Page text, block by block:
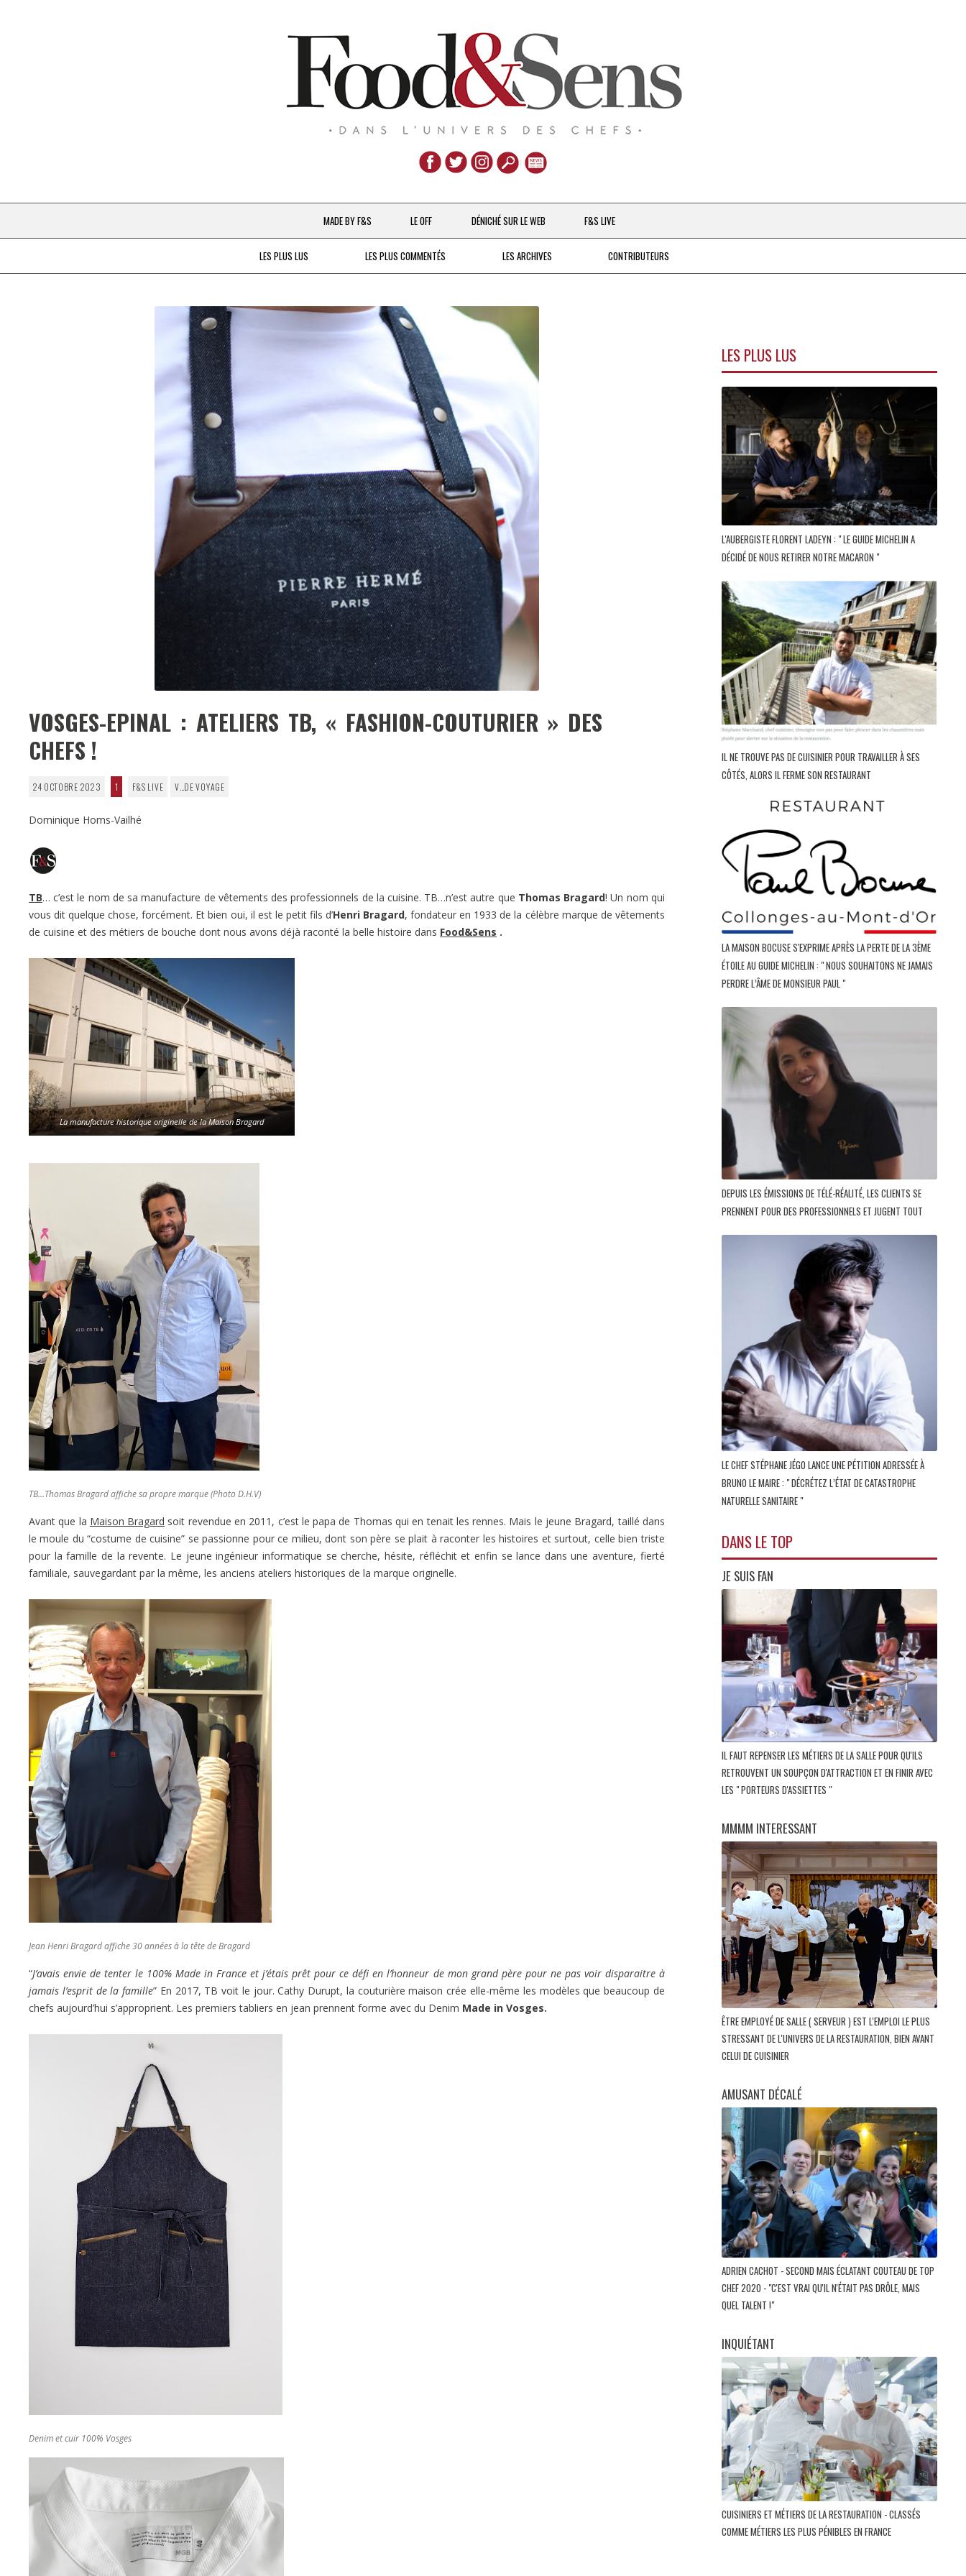
Aller
au
contenu
MADE BY F&S
CHEFS & ACTUALITÉS
À LA PETITE CUILLÈRE
DESTIN DE FEMME
V…DE VOYAGE
LE OFF DÉNICHÉ SUR LE WEB F&S LIVE
LES PLUS LUS LES PLUS COMMENTÉS LES ARCHIVES CONTRIBUTEURS
VOSGES-EPINAL : ATELIERS TB, « FASHION-COUTURIER » DES
CHEFS !
24 OCTOBRE 2023 1 F&S LIVE V…DE VOYAGE
Dominique Homs-Vailhé
TB… c’est le nom de sa manufacture de vêtements des professionnels de la cuisine. TB…n’est autre que Thomas Bragard! Un nom qui
vous dit quelque chose, forcément. Et bien oui, il est le petit fils d’Henri Bragard, fondateur en 1933 de la célèbre marque de vêtements
de cuisine et des métiers de bouche dont nous avons déjà raconté la belle histoire dans Food&Sens .
La manufacture historique originellede la Maison Bragard
TB…Thomas Bragard affiche sa propre marque (Photo D.H.V)
Avant que la Maison Bragard soit revendue en 2011, c’est le papa de Thomas qui en tenait les rennes. Mais le jeune Bragard, taillé dans
le moule du “costume de cuisine” se passionne pour ce milieu, dont son père se plait à raconter les histoires et surtout, celle bien triste
pour la famille de la revente. Le jeune ingénieur informatique se cherche, hésite, réfléchit et enfin se lance dans une aventure, fierté
familiale, sauvegardant par la même, les anciens ateliers historiques de la marque originelle.
Jean Henri Bragard affiche 30 années à la tête de Bragard
“J’avais envie de tenter le 100% Made in France et j’étais prêt pour ce défi en l’honneur de mon grand père pour ne pas voir disparaitre à
jamais l’esprit de la famille” En 2017, TB voit le jour. Cathy Durupt, la couturière maison crée elle-même les modèles que beaucoup de
chefs aujourd’hui s’approprient. Les premiers tabliers en jean prennent forme avec du Denim Made in Vosges.
Denim et cuir 100% Vosges
LES PLUS LUS
L'AUBERGISTE FLORENT LADEYN : " LE GUIDE MICHELIN A
DÉCIDÉ DE NOUS RETIRER NOTRE MACARON "
IL NE TROUVE PAS DE CUISINIER POUR TRAVAILLER À SES
CÔTÉS, ALORS IL FERME SON RESTAURANT
LA MAISON BOCUSE S'EXPRIME APRÈS LA PERTE DE LA 3ÈME
ÉTOILE AU GUIDE MICHELIN : " NOUS SOUHAITONS NE JAMAIS
PERDRE L’ÂME DE MONSIEUR PAUL "
DEPUIS LES ÉMISSIONS DE TÉLÉ-RÉALITÉ, LES CLIENTS SE
PRENNENT POUR DES PROFESSIONNELS ET JUGENT TOUT
LE CHEF STÉPHANE JÉGO LANCE UNE PÉTITION ADRESSÉE À
BRUNO LE MAIRE : " DÉCRÉTEZ L’ÉTAT DE CATASTROPHE
NATURELLE SANITAIRE "
DANS LE TOP
JE SUIS FAN
IL FAUT REPENSER LES MÉTIERS DE LA SALLE POUR QU'ILS
RETROUVENT UN SOUPÇON D'ATTRACTION ET EN FINIR AVEC
LES " PORTEURS D'ASSIETTES "
MMMM INTERESSANT
ÊTRE EMPLOYÉ DE SALLE ( SERVEUR ) EST L'EMPLOI LE PLUS
STRESSANT DE L'UNIVERS DE LA RESTAURATION, BIEN AVANT
CELUI DE CUISINIER
AMUSANT DÉCALÉ
ADRIEN CACHOT - SECOND MAIS ÉCLATANT COUTEAU DE TOP
CHEF 2020 - "C'EST VRAI QU'IL N'ÉTAIT PAS DRÔLE, MAIS
QUEL TALENT !"
INQUIÉTANT
CUISINIERS ET MÉTIERS DE LA RESTAURATION - CLASSÉS
COMME MÉTIERS LES PLUS PÉNIBLES EN FRANCE